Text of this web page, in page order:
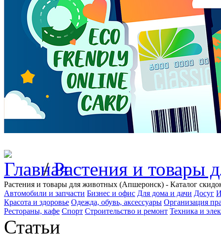
/Растения и товары
Растения и товары для животных (Апшеронск) - Каталог
Автомобили и запчасти Бизнес и офис Для дома и дачи Досуг
Красота и здоровье Одежда, обувь, аксессуары Организация
Рестораны, кафе Спорт Строительство и ремонт Техника и
Статьи